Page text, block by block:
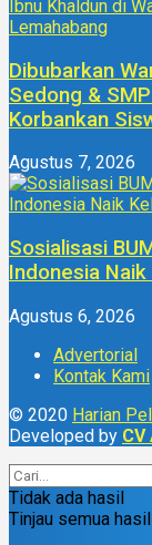
Dibubarkan
Sedong &
Korbankan
Agustus 7, 2026
Sosialisasi
Indonesia Naik
Agustus 6, 2026
Advertorial
Kontak Kami
© 2020 Harian
Developed by
Tidak ada hasil
Tinjau semua hasil